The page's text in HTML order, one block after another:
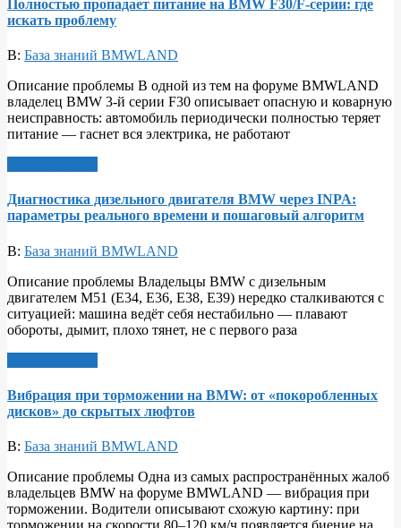
Полностью пропадает питание на BMW F30/F‑серии: где
искать проблему
В: База знаний BMWLAND
Описание проблемы В одной из тем на форуме BMWLAND
владелец BMW 3‑й серии F30 описывает опасную и коварную
неисправность: автомобиль периодически полностью теряет
питание — гаснет вся электрика, не работают
Диагностика дизельного двигателя BMW через INPA:
параметры реального времени и пошаговый алгоритм
В: База знаний BMWLAND
Описание проблемы Владельцы BMW с дизельным
двигателем M51 (E34, E36, E38, E39) нередко сталкиваются с
ситуацией: машина ведёт себя нестабильно — плавают
обороты, дымит, плохо тянет, не с первого раза
Вибрация при торможении на BMW: от «покоробленных
дисков» до скрытых люфтов
В: База знаний BMWLAND
Описание проблемы Одна из самых распространённых жалоб
владельцев BMW на форуме BMWLAND — вибрация при
торможении. Водители описывают схожую картину: при